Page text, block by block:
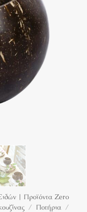
| Προϊόντα Zero
/ Ποτήρια /